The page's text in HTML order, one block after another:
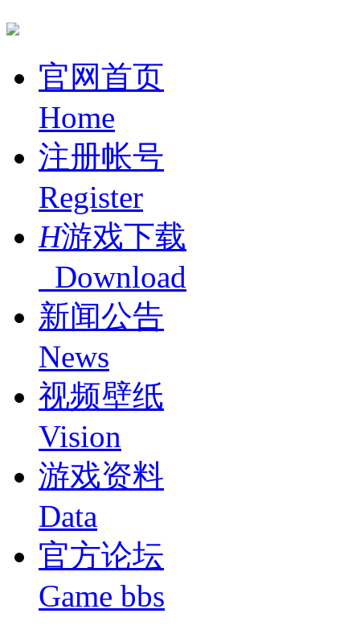
官网首页
Home
注册帐号
Register
H游戏下载
Download
新闻公告
News
视频壁纸
Vision
游戏资料
Data
官方论坛
Game bbs